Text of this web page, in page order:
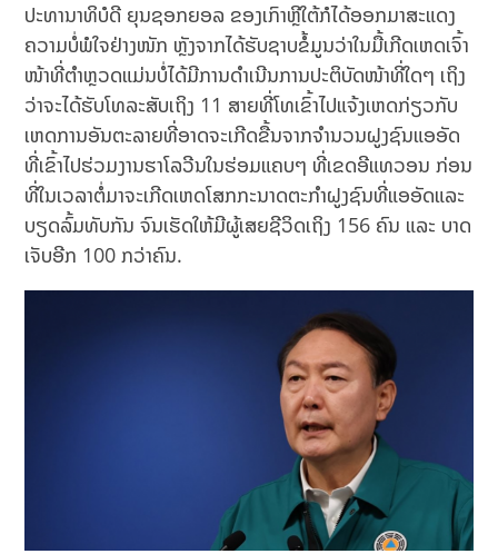
ປະທານາທິບໍດີ ຍຸນຊອກຍອລ ຂອງເກົາຫຼີໃຕ້ກໍໄດ້ອອກມາສະແດງ
ຄວາມບໍ່ພໍໃຈຢ່າງໜັກ ຫຼັງຈາກໄດ້ຮັບຊາບຂໍ້ມູນວ່າໃນມື້ເກີດເຫດເຈົ້າ
ໜ້າທີ່ຕໍາຫຼວດແມ່ນບໍ່ໄດ້ມີການດໍາເນີນການປະຕິບັດໜ້າທີ່ໃດໆ ເຖິງ
ວ່າຈະໄດ້ຮັບໂທລະສັບເຖິງ 11 ສາຍທີ່ໂທເຂົ້າໄປແຈ້ງເຫດກ່ຽວກັບ
ເຫດການອັນຕະລາຍທີ່ອາດຈະເກີດຂື້ນຈາກຈໍານວນຝູງຊົນແອອັດ
ທີ່ເຂົ້າໄປຮ່ວມງານຮາໂລວີນໃນຮ່ອມແຄບໆ ທີ່ເຂດອີແທວອນ ກ່ອນ
ທີ່ໃນເວລາຕໍ່ມາຈະເກີດເຫດໂສກກະນາດຕະກໍາຝູງຊົນທີ່ແອອັດແລະ
ບຽດລົ້ມທັບກັນ ຈົນເຮັດໃຫ້ມີຜູ້ເສຍຊີວິດເຖິງ 156 ຄົນ ແລະ ບາດ
ເຈັບອີກ 100 ກວ່າຄົນ.